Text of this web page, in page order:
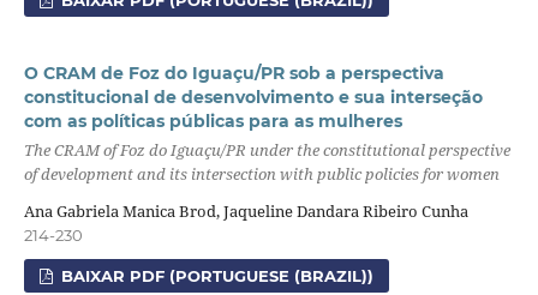
O CRAM de Foz do Iguaçu/PR sob a perspectiva
constitucional de desenvolvimento e sua interseção
com as políticas públicas para as mulheres
The CRAM of Foz do Iguaçu/PR under the constitutional perspective
of development and its intersection with public policies for women
Ana Gabriela Manica Brod, Jaqueline Dandara Ribeiro Cunha
214-230
BAIXAR PDF (PORTUGUESE (BRAZIL))